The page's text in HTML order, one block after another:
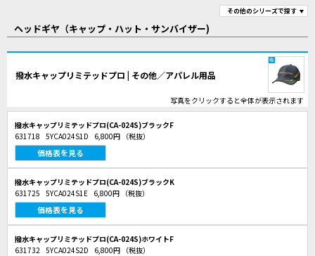
その他のシリーズで探す
ヘッドギヤ（キャップ・ハット・サンバイザー)
撥水キャップリミテッドプロ | その他／アパレル用品
写真をクリックすると全体が表示されます
撥水キャップリミテッドプロ(CA-024S)ブラックF
631718 5YCA024S1D 6,800円 （税抜）
価格表を見る
撥水キャップリミテッドプロ(CA-024S)ブラックK
631725 5YCA024S1E 6,800円 （税抜）
価格表を見る
撥水キャップリミテッドプロ(CA-024S)ホワイトF
631732 5YCA024S2D 6,800円 （税抜）